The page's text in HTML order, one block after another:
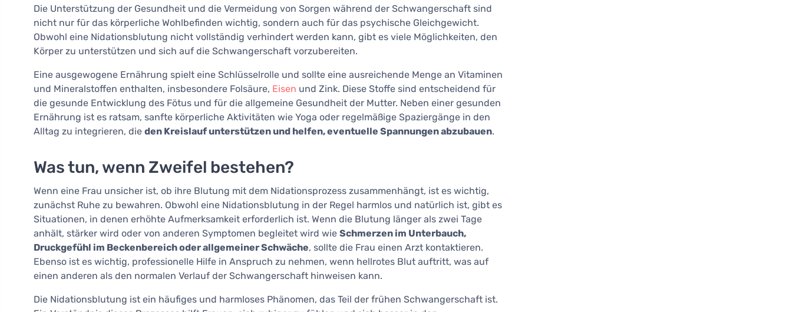
Die Unterstützung der Gesundheit und die Vermeidung von Sorgen während der Schwangerschaft sind
nicht nur für das körperliche Wohlbefinden wichtig, sondern auch für das psychische Gleichgewicht.
Obwohl eine Nidationsblutung nicht vollständig verhindert werden kann, gibt es viele Möglichkeiten, den
Körper zu unterstützen und sich auf die Schwangerschaft vorzubereiten.
Eine ausgewogene Ernährung spielt eine Schlüsselrolle und sollte eine ausreichende Menge an Vitaminen
und Mineralstoffen enthalten, insbesondere Folsäure, Eisen und Zink. Diese Stoffe sind entscheidend für
die gesunde Entwicklung des Fötus und für die allgemeine Gesundheit der Mutter. Neben einer gesunden
Ernährung ist es ratsam, sanfte körperliche Aktivitäten wie Yoga oder regelmäßige Spaziergänge in den
Alltag zu integrieren, die den Kreislauf unterstützen und helfen, eventuelle Spannungen abzubauen.
Was tun, wenn Zweifel bestehen?
Wenn eine Frau unsicher ist, ob ihre Blutung mit dem Nidationsprozess zusammenhängt, ist es wichtig,
zunächst Ruhe zu bewahren. Obwohl eine Nidationsblutung in der Regel harmlos und natürlich ist, gibt es
Situationen, in denen erhöhte Aufmerksamkeit erforderlich ist. Wenn die Blutung länger als zwei Tage
anhält, stärker wird oder von anderen Symptomen begleitet wird wie Schmerzen im Unterbauch,
Druckgefühl im Beckenbereich oder allgemeiner Schwäche, sollte die Frau einen Arzt kontaktieren.
Ebenso ist es wichtig, professionelle Hilfe in Anspruch zu nehmen, wenn hellrotes Blut auftritt, was auf
einen anderen als den normalen Verlauf der Schwangerschaft hinweisen kann.
Die Nidationsblutung ist ein häufiges und harmloses Phänomen, das Teil der frühen Schwangerschaft ist.